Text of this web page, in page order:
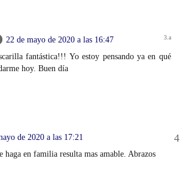
22 de mayo de 2020 a las 16:47
fantástica!!! Yo estoy pensando ya en qué
hoy. Buen día
de 2020 a las 17:21
haga en familia resulta mas amable. Abrazos